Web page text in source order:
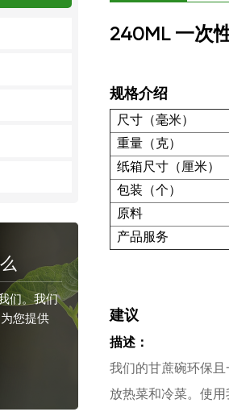
们。我们
您提供
240ML 一次
规格介绍
尺寸（毫米）
重量（克）
纸箱尺寸（厘米）
包装（个）
原料
产品服务
建议
描述：
我们的甘蔗碗环保
放热菜和冷菜。使